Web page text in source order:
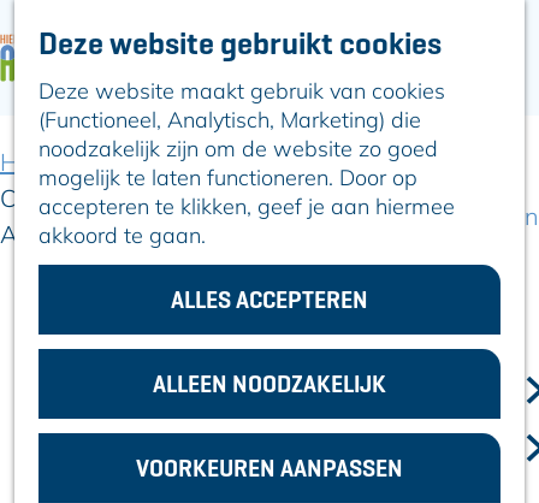
Deze website gebruikt cookies
Deze website maakt gebruik van cookies
(Functioneel, Analytisch, Marketing) die
noodzakelijk zijn om de website zo goed
mogelijk te laten functioneren. Door op
accepteren te klikken, geef je aan hiermee
akkoord te gaan.
ALLES ACCEPTEREN
ALLEEN NOODZAKELIJK
VOORKEUREN AANPASSEN
n
a
a
r
ARTIKELEN
Hier is Boskoop
Lekker Lokaal
Ontdek het
Erfgoed
Natuurlijk genieten
In en om Alphen
Kleuren van de
toren
VOOR
ONDERNEMERS
Home
Artikelen
Café 1640: een bijzondere plek midden in
Alphen
Café 1640: een bijzondere plek
midden in Alphen